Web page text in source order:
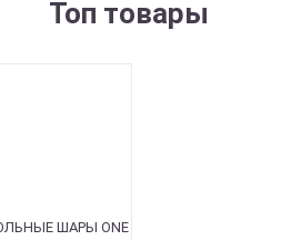
Топ товары